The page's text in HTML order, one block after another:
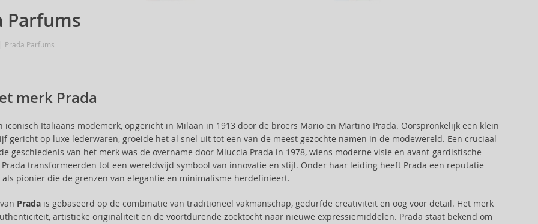
Parfums
Prada Parfums
merk Prada
iconisch Italiaans modemerk, opgericht in Milaan in 1913 door de broers Mario en Martino Prada. Oorspronkelijk een klein
gericht op luxe lederwaren, groeide het al snel uit tot een van de meest gezochte namen in de modewereld. Een cruciaal
geschiedenis van het merk was de overname door Miuccia Prada in 1978, wiens moderne visie en avant-gardistische
transformeerden tot een wereldwijd symbool van innovatie en stijl. Onder haar leiding heeft Prada een reputatie
als pionier die de grenzen van elegantie en minimalisme herdefinieert.
Pradais gebaseerd op de combinatie van traditioneel vakmanschap, gedurfde creativiteit en oog voor detail. Het merk
artistieke originaliteit en de voortdurende zoektocht naar nieuwe expressiemiddelen. Prada staat bekend om